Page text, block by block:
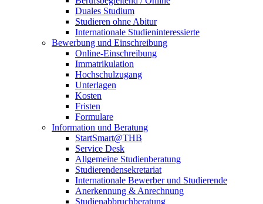
Duales Studium
Studieren ohne Abitur
Internationale Studieninteressierte
Bewerbung und Einschreibung
Online-Einschreibung
Immatrikulation
Hochschulzugang
Unterlagen
Kosten
Fristen
Formulare
Information und Beratung
StartSmart@THB
Service Desk
Allgemeine Studienberatung
Studierendensekretariat
Internationale Bewerber und Studierende
Anerkennung & Anrechnung
Studienabbruchberatung